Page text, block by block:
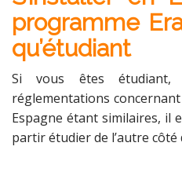
programme
qu’étudiant
Si vous êtes
réglementations
Espagne étant similaires, il
partir étudier de l’autre côté